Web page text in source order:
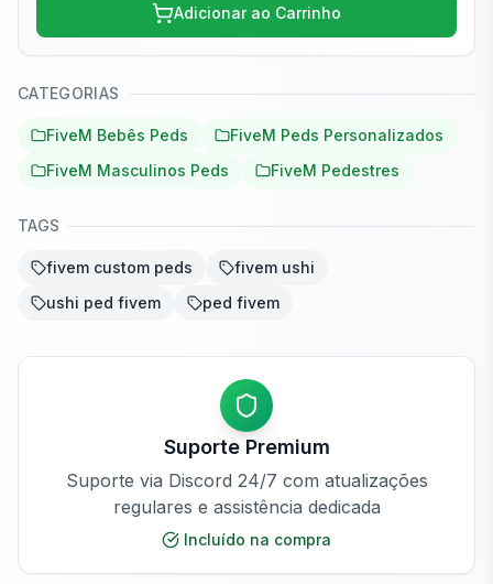
Adicionar ao Carrinho
CATEGORIAS
FiveM Bebês Peds
FiveM Peds Personalizados
FiveM Masculinos Peds
FiveM Pedestres
TAGS
fivem custom peds
fivem ushi
ushi ped fivem
ped fivem
Suporte Premium
Suporte via Discord 24/7 com atualizações
regulares e assistência dedicada
Incluído na compra